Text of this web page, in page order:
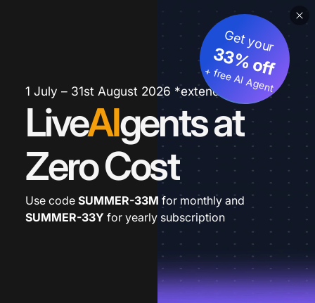
1 July – 31st August 2026 *extended
LiveAIgents at
Zero Cost
Get your
33% off
+ free AI Agent
Use code SUMMER-33M for monthly and
SUMMER-33Y for yearly subscription